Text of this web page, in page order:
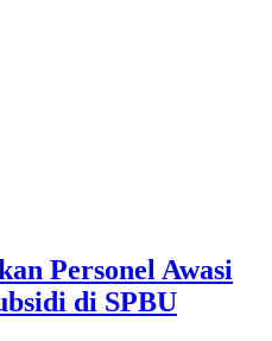
Personel Awasi
di SPBU